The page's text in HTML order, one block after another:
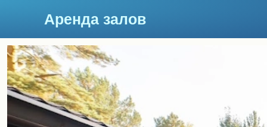
Аренда залов
Красноярск